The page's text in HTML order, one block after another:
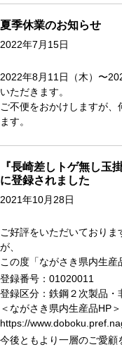
夏季休業のお知らせ
2022年7月15日
2022年8月11日（木）〜
いただきます。
ご不便をおかけしますが
ます。
『長崎差しトゲ無し玉
に登録されました
2021年10月28日
ご好評をいただいておりま
が、
この度「ながさき県内生産
登録番号：01020011
登録区分：鉄鋼２次製品・
＜ながさき県内生産品HP＞
https://
今後ともより一層のご愛顧